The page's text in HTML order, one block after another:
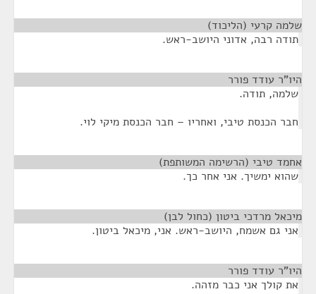
שלמה קרעי (הליכוד)
תודה רבה, אדוני היושב-ראש.
היו"ר עודד פורר
שלמה, תודה.
חבר הכנסת טיבי, ואחריו – חבר הכנסת מיקי לוי.
אחמד טיבי (הרשימה המשותפת)
שהוא ימשיך. אני אחר כך.
מיכאל מרדכי ביטון (כחול לבן)
אני גם אשמח, היושב-ראש. אני, מיכאל ביטון.
היו"ר עודד פורר
את קולך אני כבר מזהה.